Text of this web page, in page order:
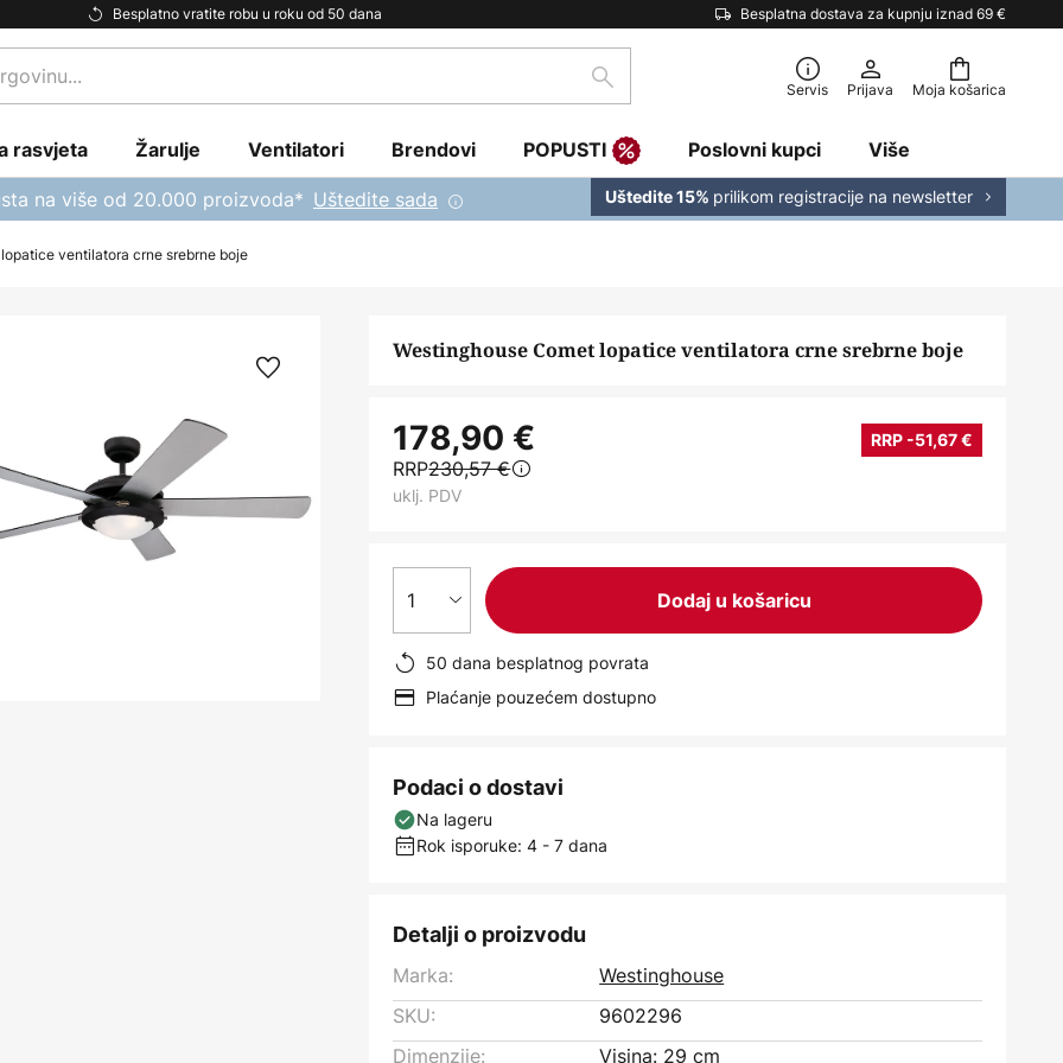
Besplatno vratite robu u roku od 50 dana Besplatna dostava za kupnju iznad 69 €
Moja košarica
traži Servis Prijava
rasvjeta Žarulje Ventilatori Brendovi POPUSTI Poslovni kupci Više
na više od 20.000 proizvoda* Uštedite sada Uštedite 15% prilikom registracije na newsletter
ventilatora crne srebrne boje
Westinghouse Comet lopatice ventilatora crne srebrne boje
178,90 € RRP -51,67 €
RRP230,57 €
uklj. PDV
1 Dodaj u košaricu
50 dana besplatnog povrata
Plaćanje pouzećem dostupno
Podaci o dostavi
Na lageru
Rok isporuke: 4 - 7 dana
Detalji o proizvodu
Marka:
Westinghouse
SKU:
9602296
Dimenzije:
Visina: 29 cm